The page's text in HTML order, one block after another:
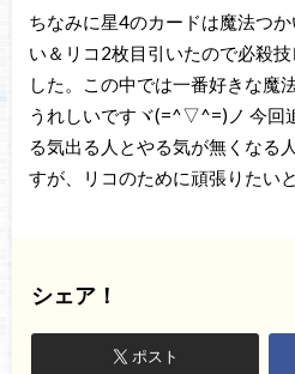
ちなみに星4のカードは魔法つ
い＆リコ2枚目引いたので必殺
した。この中では一番好きな魔
うれしいですヾ(=^▽^=)ノ 今回
る気出る人とやる気が無くなる
すが、リコのために頑張りたい
シェア！
ポスト